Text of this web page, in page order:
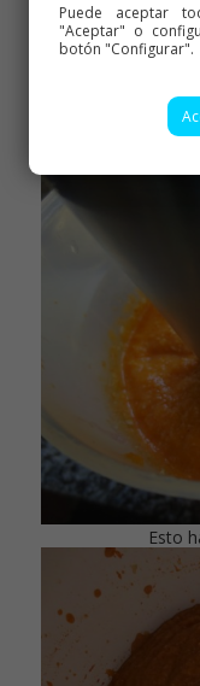
Esto
Puede aceptar
"Aceptar" o
botón "Configurar".